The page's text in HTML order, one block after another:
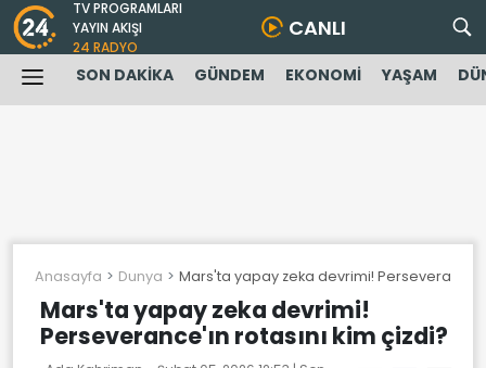
TV PROGRAMLARI
YAYIN AKIŞI
24 RADYO
CANLI
SON DAKİKA GÜNDEM EKONOMİ YAŞAM
Anasayfa Dunya Mars'ta yapay zeka devrimi!
Mars'ta yapay zeka devrimi!
Perseverance'ın rotasını kim çizdi?